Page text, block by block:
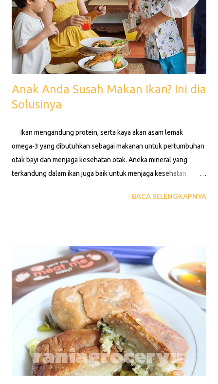
Anak Anda Susah Makan Ikan? Ini dia
Solusinya
Ikan mengandung protein, serta kaya akan asam lemak
omega-3 yang dibutuhkan sebagai makanan untuk pertumbuhan
otak bayi dan menjaga kesehatan otak. Aneka mineral yang
terkandung dalam ikan juga baik untuk menjaga kesehatan
dibalik segudang manfaatnya ternyata banyak juga orang-orang
seafood sekalipun. Berikut beberapa alasan mengapa orang-
orang tidak suka makan ikan diantaranya: Bau yang tidak sedap,
tekstur yang tidak disukai, kuranganya informasi dan edukasi.
semakin banyak tahu tentang makanan buatan pabrik yang jauh
lebih enak dan pengalaman masa lalu yang membuat trauma.
Dibawah ini adalah beberapa cara atau trik agar anak-anak mau
menikmati hidangan 1. Menyajikan Ikan dalam Bentuk yang
Menarik - Membuat bent...
BACA SELENGKAPNYA